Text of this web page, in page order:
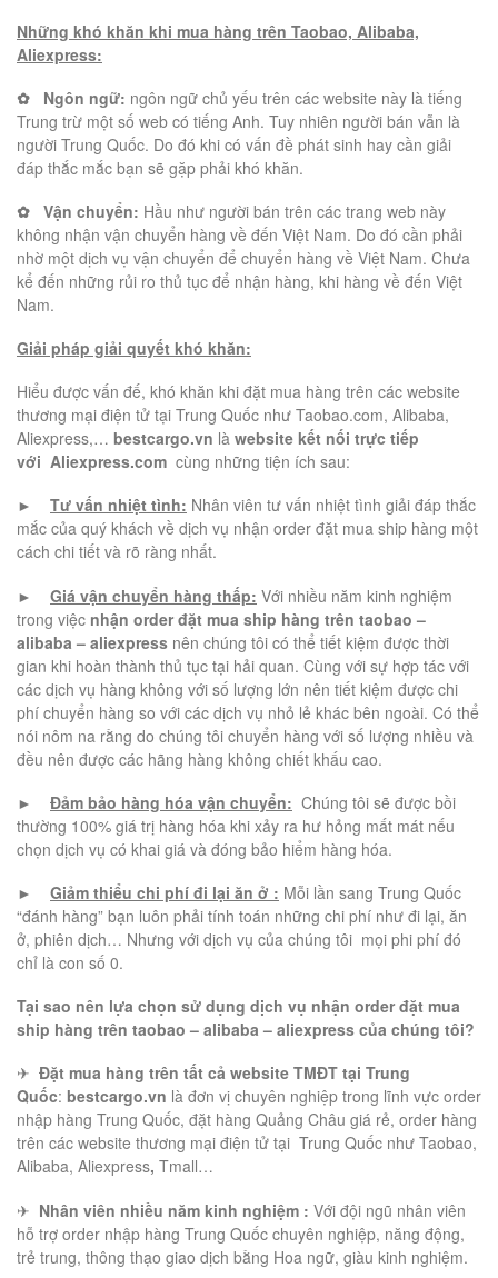
Những khó khăn khi mua hàng trên Taobao, Alibaba,
Aliexpress:
✿
Ngôn ngữ: ngôn ngữ chủ yếu trên các website này là tiếng
Trung trừ một số web có tiếng Anh. Tuy nhiên người bán vẫn là
người Trung Quốc. Do đó khi có vấn đề phát sinh hay cần giải
đáp thắc mắc bạn sẽ gặp phải khó khăn.
✿ Vận chuyển: Hầu như người bán trên các trang web này
không nhận vận chuyển hàng về đến Việt Nam. Do đó cần phải
nhờ một dịch vụ vận chuyển để chuyển hàng về Việt Nam. Chưa
kể đến những rủi ro thủ tục để nhận hàng, khi hàng về đến Việt
Nam.
Giải pháp giải quyết khó khăn:
Hiểu được vấn đế, khó khăn khi đặt mua hàng trên các website
thương mại điện tử tại Trung Quốc như Taobao.com, Alibaba,
Aliexpress,… bestcargo.vn là website kết nối trực tiếp
với Aliexpress.com cùng những tiện ích sau:
► Tư vấn nhiệt tình: Nhân viên tư vấn nhiệt tình giải đáp thắc
mắc của quý khách về dịch vụ nhận order đặt mua ship hàng một
cách chi tiết và rõ ràng nhất.
►
Giá vận chuyển hàng thấp: Với nhiều năm kinh nghiệm
trong việc nhận order đặt mua ship hàng trên taobao –
alibaba – aliexpress nên chúng tôi có thể tiết kiệm được thời
gian khi hoàn thành thủ tục tại hải quan. Cùng với sự hợp tác với
các dịch vụ hàng không với số lượng lớn nên tiết kiệm được chi
phí chuyển hàng so với các dịch vụ nhỏ lẻ khác bên ngoài. Có thể
nói nôm na rằng do chúng tôi chuyển hàng với số lượng nhiều và
đều nên được các hãng hàng không chiết khấu cao.
►
Đảm bảo hàng hóa vận chuyển: Chúng tôi sẽ được bồi
thường 100% giá trị hàng hóa khi xảy ra hư hỏng mất mát nếu
chọn dịch vụ có khai giá và đóng bảo hiểm hàng hóa.
►
Giảm thiểu chi phí đi lại ăn ở : Mỗi lần sang Trung Quốc
“đánh hàng” bạn luôn phải tính toán những chi phí như đi lại, ăn
ở, phiên dịch… Nhưng với dịch vụ của chúng tôi mọi phi phí đó
chỉ là con số 0.
Tại sao nên lựa chọn sử dụng dịch vụ nhận order đặt mua
ship hàng trên taobao – alibaba – aliexpress của chúng tôi?
✈ Đặt mua hàng trên tất cả website TMĐT tại Trung
Quốc: bestcargo.vn là đơn vị chuyên nghiệp trong lĩnh vực order
nhập hàng Trung Quốc, đặt hàng Quảng Châu giá rẻ, order hàng
trên các website thương mại điện tử tại Trung Quốc như Taobao,
Alibaba, Aliexpress, Tmall…
✈ Nhân viên nhiều năm kinh nghiệm : Với đội ngũ nhân viên
hỗ trợ order nhập hàng Trung Quốc chuyên nghiệp, năng động,
trẻ trung, thông thạo giao dịch bằng Hoa ngữ, giàu kinh nghiệm.